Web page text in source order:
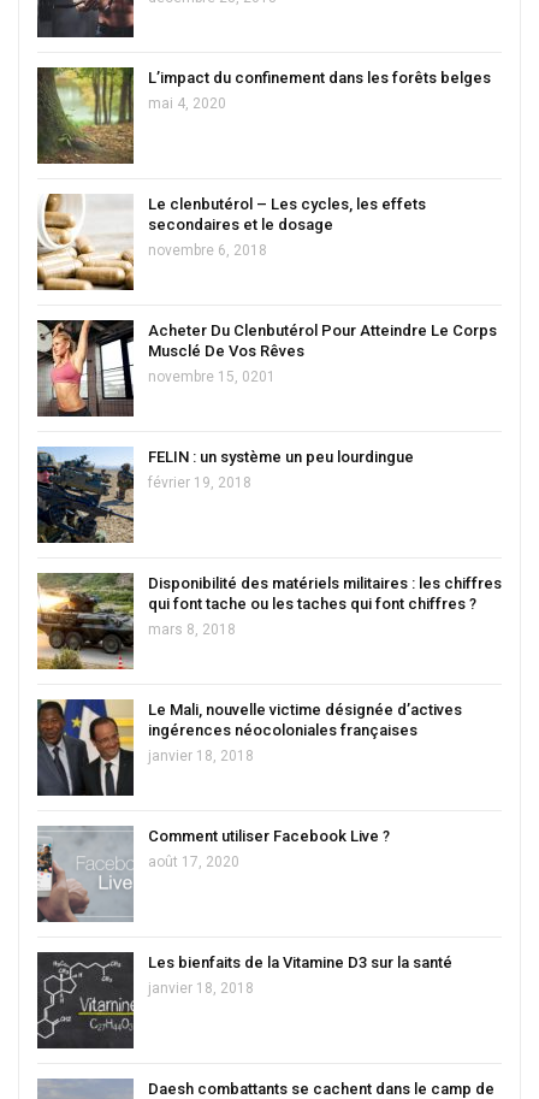
L’impact du confinement dans les forêts belges
mai 4, 2020
Le clenbutérol – Les cycles, les effets
secondaires et le dosage
novembre 6, 2018
Acheter Du Clenbutérol Pour Atteindre Le Corps
Musclé De Vos Rêves
novembre 15, 0201
FELIN : un système un peu lourdingue
février 19, 2018
Disponibilité des matériels militaires : les chiffres
qui font tache ou les taches qui font chiffres ?
mars 8, 2018
Le Mali, nouvelle victime désignée d’actives
ingérences néocoloniales françaises
janvier 18, 2018
Comment utiliser Facebook Live ?
août 17, 2020
Les bienfaits de la Vitamine D3 sur la santé
janvier 18, 2018
Daesh combattants se cachent dans le camp de